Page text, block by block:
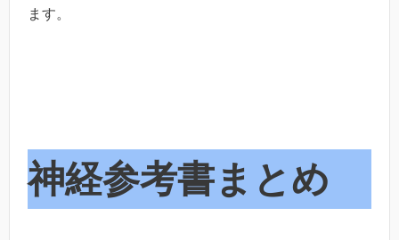
ます。
神経参考書まとめ